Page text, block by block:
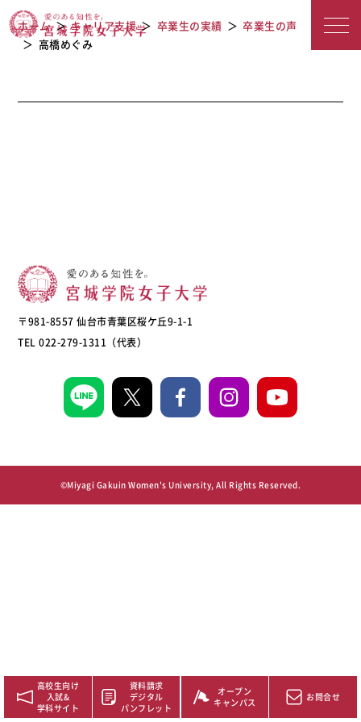
ホーム キャリア支援 卒業生の実績
卒業生の声
高橋めぐみ
〒981-8557 仙台市青葉区桜ケ丘9-1-1
TEL 022-279-1311（代表）
©Miyagi Gakuin Women's University, All Rights Reserved.
高校生向け
入試&
学科サイト
資料請求
デジタル
パンフレット
オープン
キャンパス
お問合せ